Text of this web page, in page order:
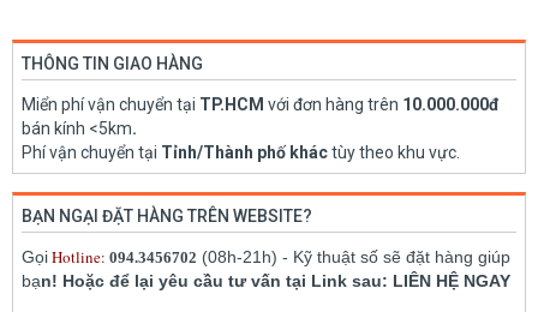
THÔNG TIN GIAO HÀNG
Miển phí vận chuyển tại TP.HCM với đơn hàng trên 10.000.000đ
bán kính <5km.
Phí vận chuyển tại Tỉnh/Thành phố kháctùy theo khu vực.
BẠN NGẠI ĐẶT HÀNG TRÊN WEBSITE?
GọiHotline: 094.3456702 (08h-21h) - Kỹ thuật số sẽ đặt hàng giúp
bạn! Hoặc để lại yêu cầu tư vấn tại Link sau: LIÊN HỆ NGAY